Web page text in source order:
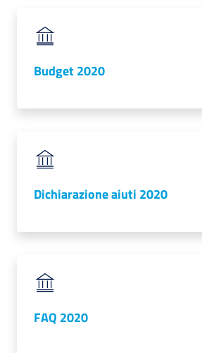
delle
Chi
Seguici
Budget 2020
Dichiarazione aiuti 2020
FAQ 2020